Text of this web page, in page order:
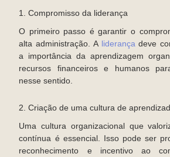
1. Compromisso da liderança
O primeiro passo é garantir o
alta administração. A liderançadeve
a importância da aprendizagem
recursos financeiros e humanos
nesse sentido.
2. Criação de uma cultura de
Uma cultura organizacional que
contínua é essencial. Isso pode ser
reconhecimento e incentivo ao